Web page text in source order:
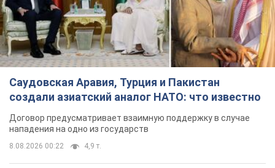
Саудовская Аравия, Турция и Пакистан
создали азиатский аналог НАТО: что известно
Договор предусматривает взаимную поддержку в случае
нападения на одно из государств
8.08.2026 00:22 4,9 т.